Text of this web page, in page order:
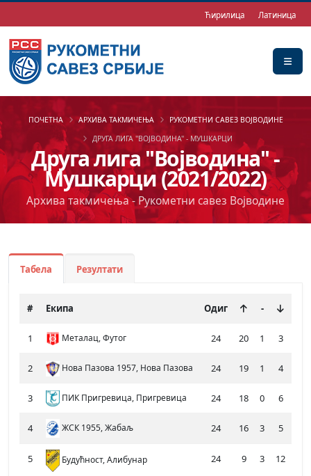
Ћирилица Латиница
Друга лига ''Војводина'' -
Мушкарци (2021/2022)
Архива такмичења - Рукометни савез Војводине
ПОЧЕТНА АРХИВА ТАКМИЧЕЊА
РУКОМЕТНИ САВЕЗ ВОЈВОДИНЕ
ДРУГА ЛИГА ''ВОЈВОДИНА'' - МУШКАРЦИ
Табела Резултати
# Екипа Одиг -
1 Металац, Футог 24 20 1 3
2 Нова Пазова 1957, Нова Пазова 24 19 1 4
3 ПИК Пригревица, Пригревица 24 18 0 6
4 ЖСК 1955, Жабаљ 24 16 3 5
5 Будућност, Алибунар 24 9 3 12